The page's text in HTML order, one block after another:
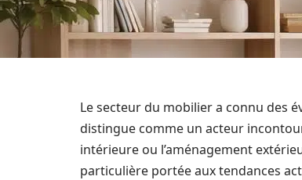
Le secteur du mobilier a connu des
distingue comme un acteur
intérieure ou l’aménagement
particulière portée aux tendances